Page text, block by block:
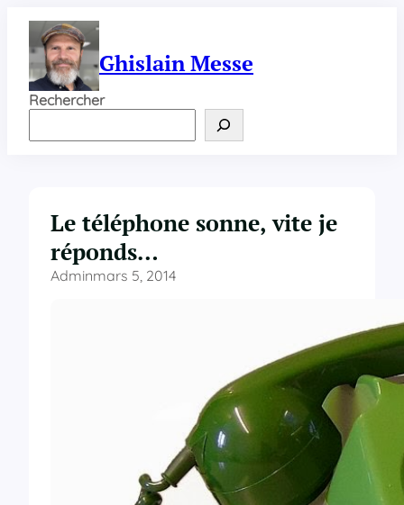
contenu
Ghislain Messe
Rechercher
Le téléphone sonne, vite je
réponds…
Adminmars 5, 2014